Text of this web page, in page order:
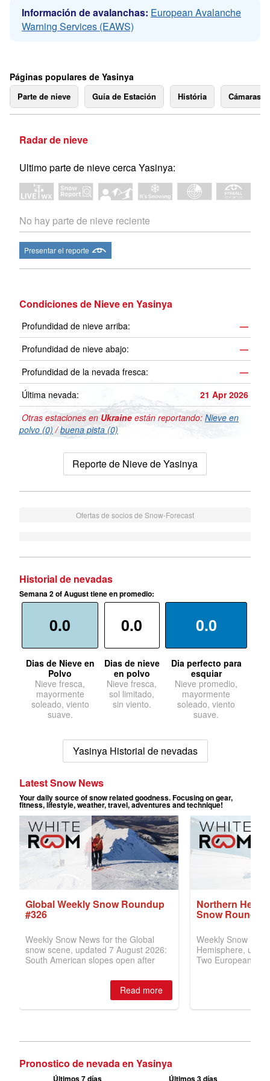
Información de avalanchas: European Avalanche
Warning Services (EAWS)
Páginas populares de Yasinya
Parte de nieve Guía de Estación História Cámaras
Radar de nieve
Ultimo parte de nieve cerca Yasinya:
No hay parte de nieve reciente
Presentar el reporte
Condiciones de Nieve en Yasinya
Profundidad de nieve arriba:
—
Profundidad de nieve abajo:
—
Profundidad de la nevada fresca:
—
Última nevada:
21 Apr 2026
Otras estaciones enUkraine están reportando: Nieve en
polvo (0) /buena pista (0)
Reporte de Nieve de Yasinya
Ofertas de socios de Snow-Forecast
Historial de nevadas
Semana 2 of August tiene en promedio:
0.0
Dias de Nieve en
Polvo
Nieve fresca,
mayormente
soleado, viento
suave.
0.0
Dias de nieve
en polvo
Nieve fresca,
sol limitado,
sin viento.
0.0
Dia perfecto para
esquiar
Nieve promedio,
mayormente
soleado, viento
suave.
Yasinya Historial de nevadas
Pronostico de nevada en Yasinya
Últimos 7 días Últimos 3 días